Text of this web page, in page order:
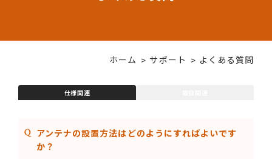
ホーム サポート よくある質問
仕様関連
アンテナの設置方法はどのようにすればよいです
か？